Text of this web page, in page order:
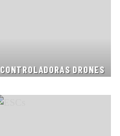
CONTROLADORAS DRONES